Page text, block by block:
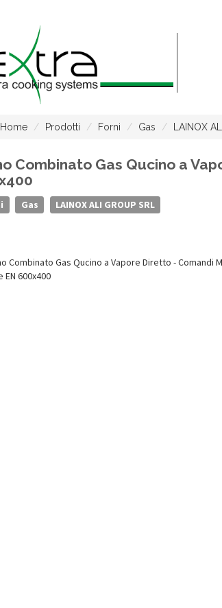
Home Prodotti Forni Gas LAINOX
Combinato Gas Qucino a
Gas LAINOX ALI GROUP SRL